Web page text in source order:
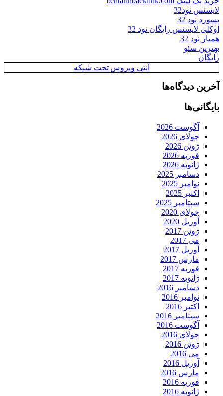
لایسنس نود32
پسورد نود 32
اوکلی لایسنس رایگان نود 32
همیار نود 32
بهترین سئو
رایگان
آنتی ویروس تحت شبکه
آخرین دیدگاه‌ها
بایگانی‌ها
آگوست 2026
جولای 2026
ژوئن 2026
فوریه 2026
ژانویه 2026
دسامبر 2025
نوامبر 2025
اکتبر 2025
سپتامبر 2025
جولای 2020
آوریل 2020
ژوئن 2017
می 2017
آوریل 2017
مارس 2017
فوریه 2017
ژانویه 2017
دسامبر 2016
نوامبر 2016
اکتبر 2016
سپتامبر 2016
آگوست 2016
جولای 2016
ژوئن 2016
می 2016
آوریل 2016
مارس 2016
فوریه 2016
ژانویه 2016